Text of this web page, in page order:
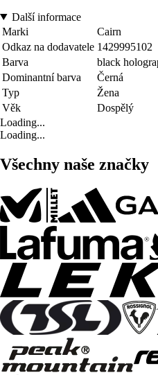
Další informace
Marki
Cairn
Odkaz na dodavatele 1429995102
Barva
black
Dominantní barva
Černá
Typ
Žena
Věk
Dospělý
Loading...
Loading...
Všechny naše značky